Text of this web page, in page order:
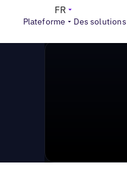
Plateforme Des solutions
FR
News & Press